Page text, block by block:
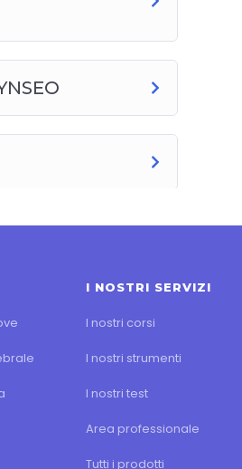
I NOSTRI SERVIZI
I nostri corsi
I nostri strumenti
I nostri test
Area professionale
Tutti i prodotti